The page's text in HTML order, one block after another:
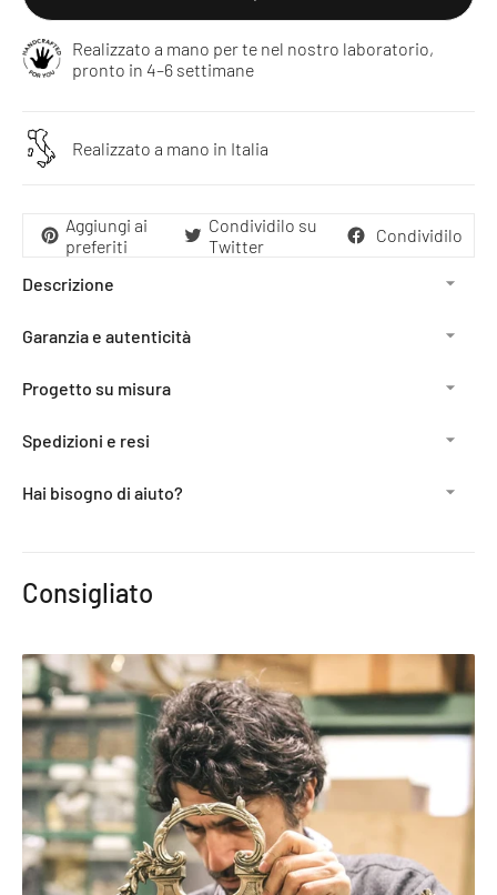
Realizzato a mano per te nel nostro laboratorio,
pronto in 4–6 settimane
Realizzato a mano in Italia
Aggiungi ai
preferiti
Condividilo su
Twitter
Condividilo
Descrizione
Garanzia e autenticità
Progetto su misura
Spedizioni e resi
Hai bisogno di aiuto?
prodotto
Consigliato